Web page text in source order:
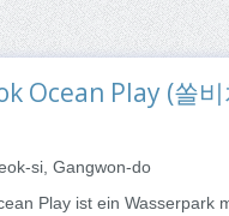
Ocean Play (쏠
si, Gangwon-do
Play ist ein Wasserpark